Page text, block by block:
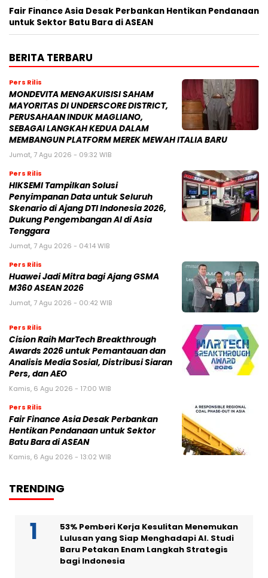
Fair Finance Asia Desak Perbankan Hentikan Pendanaan
untuk Sektor Batu Bara di ASEAN
BERITA TERBARU
Pers Rilis
MONDEVITA MENGAKUISISI SAHAM
MAYORITAS DI UNDERSCORE DISTRICT,
PERUSAHAAN INDUK MAGLIANO,
SEBAGAI LANGKAH KEDUA DALAM
MEMBANGUN PLATFORM MEREK MEWAH ITALIA BARU
Jumat, 7 Agu 2026 - 09:32 WIB
Pers Rilis
HIKSEMI Tampilkan Solusi
Penyimpanan Data untuk Seluruh
Skenario di Ajang DTI Indonesia 2026,
Dukung Pengembangan AI di Asia
Tenggara
Jumat, 7 Agu 2026 - 04:14 WIB
Pers Rilis
Huawei Jadi Mitra bagi Ajang GSMA
M360 ASEAN 2026
Jumat, 7 Agu 2026 - 00:42 WIB
Pers Rilis
Cision Raih MarTech Breakthrough
Awards 2026 untuk Pemantauan dan
Analisis Media Sosial, Distribusi Siaran
Pers, dan AEO
Kamis, 6 Agu 2026 - 17:00 WIB
Pers Rilis
Fair Finance Asia Desak Perbankan
Hentikan Pendanaan untuk Sektor
Batu Bara di ASEAN
Kamis, 6 Agu 2026 - 13:02 WIB
TRENDING
53% Pemberi Kerja Kesulitan Menemukan
Lulusan yang Siap Menghadapi AI. Studi
Baru Petakan Enam Langkah Strategis
bagi Indonesia